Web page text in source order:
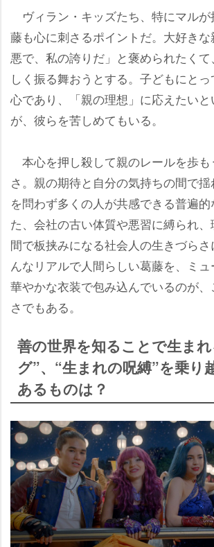
ヴィラン・キッズたち、特にマル
藤も心に刺さるポイントだ。大好き
悪で、私の誇りだ」と褒められたく
しく振る舞おうとする。子どもにと
心であり、「親の理想」に応えたい
が、彼らを苦しめてもいる。
本心を押し殺して親のレールを歩も
さ。親の期待と自分の気持ちの間で
を問わず多くの人が共感できる普遍的
た、会社の古い体質や悪習に縛られ
間で板挟みになる社会人の生きづら
んなリアルで人間らしい葛藤を、ミュ
華やかな衣装で包み込んでいるのが
さでもある。
善の世界を知ることで生ま
グ”、“生まれの呪縛”を乗り
あるものは？